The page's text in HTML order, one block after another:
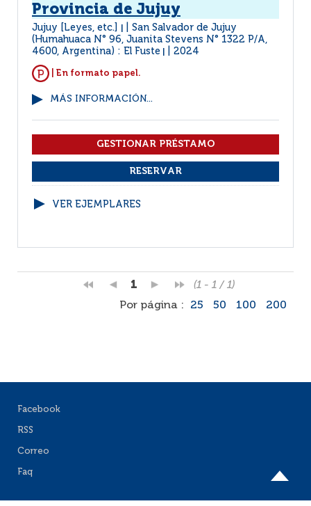
Provincia de Jujuy
Jujuy [Leyes, etc.]
San Salvador de Jujuy
(Humahuaca N° 96, Juanita Stevens N° 1322 P/A,
4600, Argentina) : El Fuste
2024
| En formato papel.
MÁS INFORMACIÓN...
VER EJEMPLARES
1
(1 - 1 / 1)
Por página :
25 50 100 200
Facebook
RSS
Correo
Faq